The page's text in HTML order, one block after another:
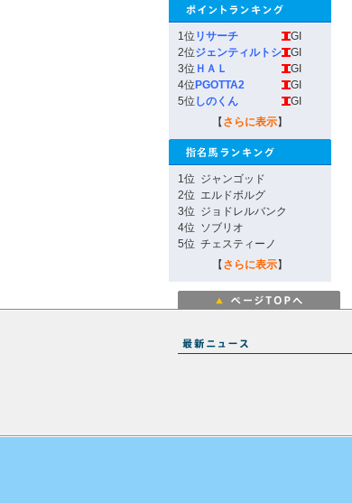
1位 リサーチ
GI
2位ジェンティルトシ
GI
3位 ＨＡＬ
GI
4位 PGOTTA2
GI
5位 しのくん
GI
【 さらに表示】
1位 ジャンゴッド
2位 エルドボルグ
3位 ジョドレルバンク
4位 ソブリオ
5位 チェスティーノ
【 さらに表示】